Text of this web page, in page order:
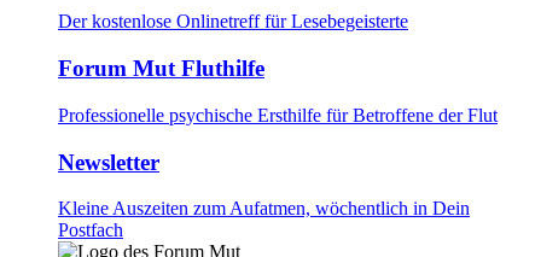
Der kostenlose Onlinetreff für Lesebegeisterte
Forum Mut Fluthilfe
Professionelle psychische Ersthilfe für Betroffene der Flut
Newsletter
Kleine Auszeiten zum Aufatmen, wöchentlich in Dein
Postfach